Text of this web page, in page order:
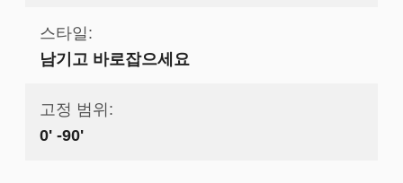
스타일:
남기고 바로잡으세요
고정 범위:
0' -90'